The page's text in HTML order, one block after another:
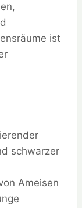
ist
schwarzer
Ameisen